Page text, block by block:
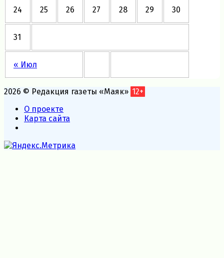
« Июл
24 25 26 27 28 29 30
31
2026 © Редакция газеты «Маяк» 12+
О проекте
Карта сайта